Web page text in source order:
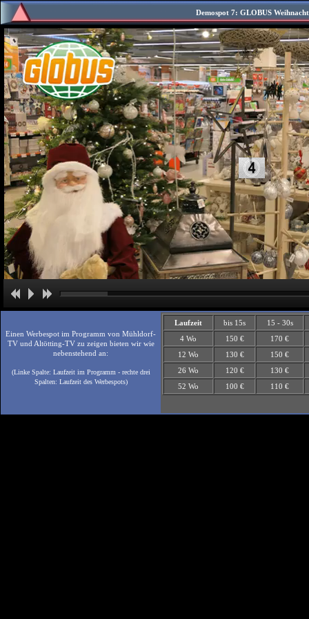
Demospot 7: GLOBUS
Einen Werbespot im Programm von Mühldorf-
TV und Altötting-TV zu zeigen bieten wir wie
nebenstehend an:
(Linke Spalte: Laufzeit im Programm - rechte drei
Spalten: Laufzeit des Werbespots)
Laufzeit bis 15s
15 - 30s
4 Wo
150 €
170 €
12 Wo
130 €
150 €
26 Wo
120 €
130 €
52 Wo
100 € 110 €